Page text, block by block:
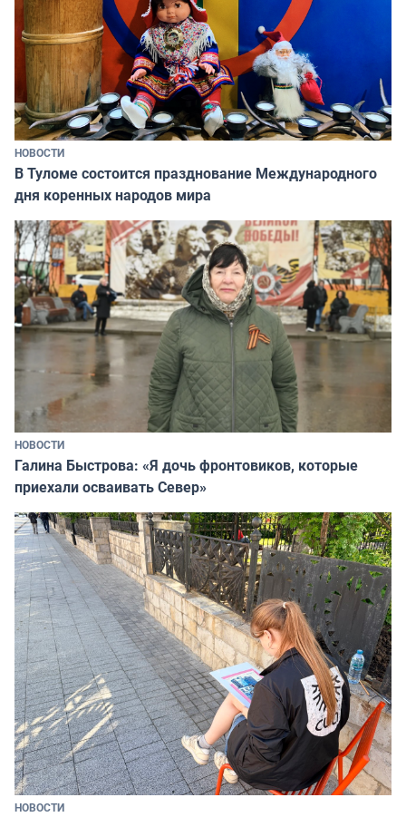
НОВОСТИ
В Туломе состоится празднование Международного
дня коренных народов мира
НОВОСТИ
Галина Быстрова: «Я дочь фронтовиков, которые
приехали осваивать Север»
НОВОСТИ